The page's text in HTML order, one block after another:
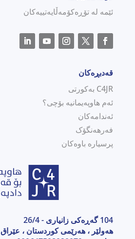
ئێمە لە تۆڕەکۆمەڵایەتییەکان
قەدبڕەکان
C4JR بەکورتی
ئەم هاوپەیمانیە بۆچی؟
ئەندامەکان
فەرهەنگۆک
پرسیارە باوەکان
104 گەڕەکی زانیاری - 26/4
هەولێر ، هەرێمی كوردستان ، عێراق